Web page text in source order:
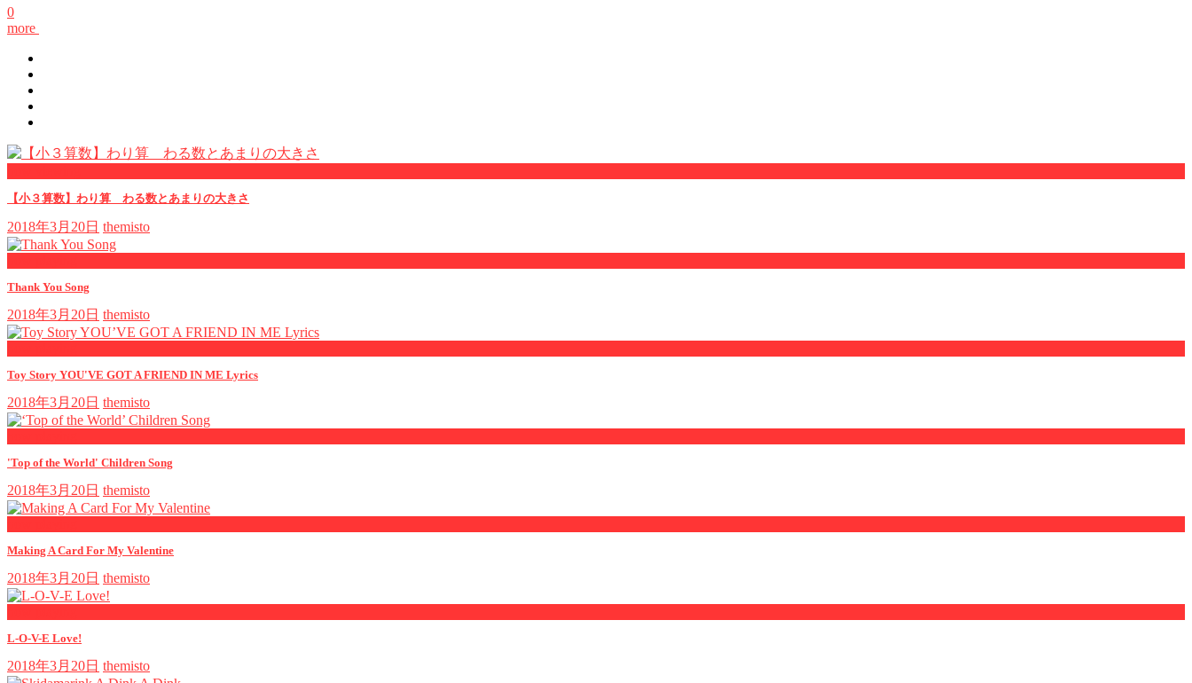
0
more
【小３算数】わり算 わる数とあまりの大きさ
2018年3月20日 themisto
Thank You Song
2018年3月20日 themisto
Toy Story YOU'VE GOT A FRIEND IN ME Lyrics
2018年3月20日 themisto
'Top of the World' Children Song
2018年3月20日 themisto
Making A Card For My Valentine
2018年3月20日 themisto
L-O-V-E Love!
2018年3月20日 themisto